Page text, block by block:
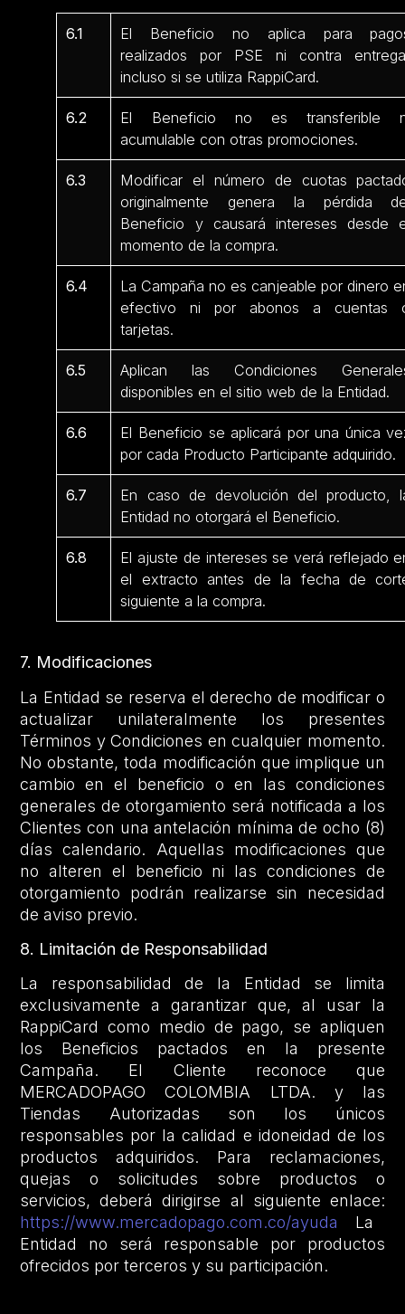
6.1
El Beneficio no aplica para
realizados por PSE ni contra
incluso si se utiliza RappiCard.
6.2
El Beneficio no es transferible
acumulable con otras promociones.
6.3
Modificar el número de cuotas
originalmente genera la pérdida
Beneficio y causará intereses desde
momento de la compra.
6.4
La Campaña no es canjeable por dinero
efectivo ni por abonos a cuentas
tarjetas.
6.5
Aplican las Condiciones
disponibles en el sitio web de la Entidad.
6.6
El Beneficio se aplicará por una única
por cada Producto Participante adquirido.
6.7
En caso de devolución del producto,
Entidad no otorgará el Beneficio.
6.8
El ajuste de intereses se verá reflejado
el extracto antes de la fecha de
siguiente a la compra.
7. Modificaciones
La Entidad se reserva el derecho de modificar o
actualizar unilateralmente los presentes
Términos y Condiciones en cualquier momento.
No obstante, toda modificación que implique un
cambio en el beneficio o en las condiciones
generales de otorgamiento será notificada a los
Clientes con una antelación mínima de ocho (8)
días calendario. Aquellas modificaciones que
no alteren el beneficio ni las condiciones de
otorgamiento podrán realizarse sin necesidad
de aviso previo.
8. Limitación de Responsabilidad
La responsabilidad de la Entidad se limita
exclusivamente a garantizar que, al usar la
RappiCard como medio de pago, se apliquen
los Beneficios pactados en la presente
Campaña. El Cliente reconoce que
MERCADOPAGO COLOMBIA LTDA. y las
Tiendas Autorizadas son los únicos
responsables por la calidad e idoneidad de los
productos adquiridos. Para reclamaciones,
quejas o solicitudes sobre productos o
servicios, deberá dirigirse al siguiente enlace:
https://www.mercadopago.com.co/ayuda
La
Entidad no será responsable por productos
ofrecidos por terceros y su participación.